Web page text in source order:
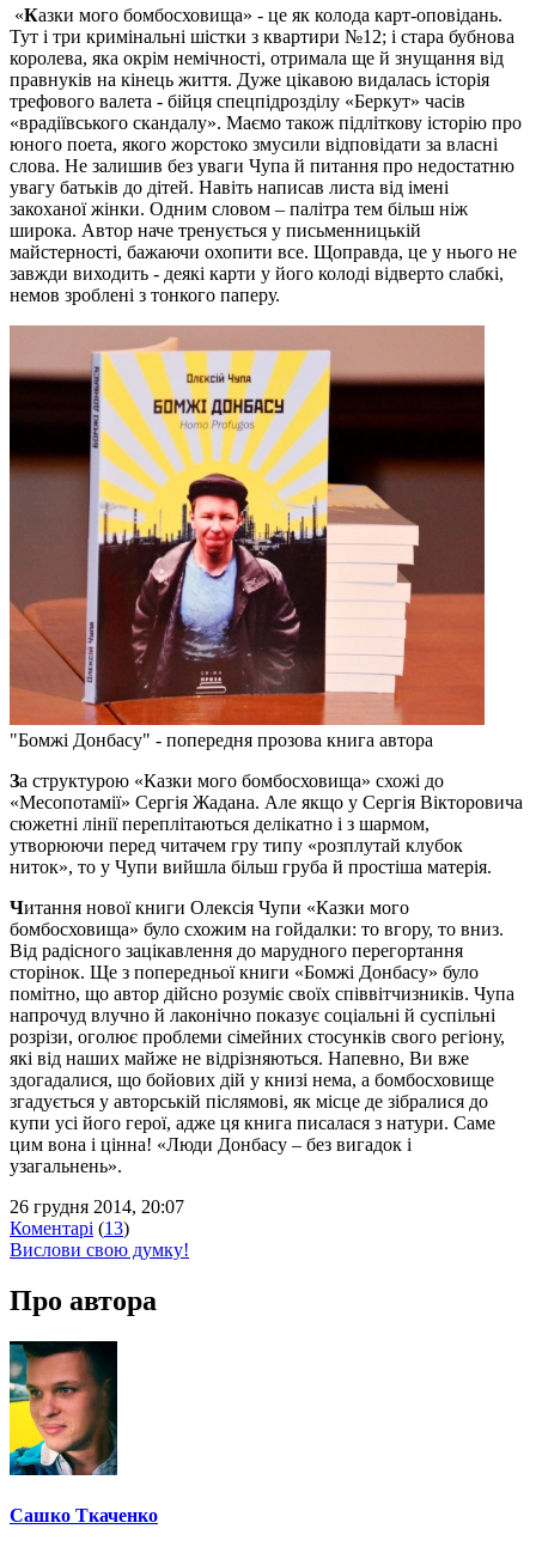
«Казки мого бомбосховища» - це як колода карт-оповідань.
Тут і три кримінальні шістки з квартири №12; і стара бубнова
королева, яка окрім немічності, отримала ще й знущання від
правнуків на кінець життя. Дуже цікавою видалась історія
трефового валета - бійця спецпідрозділу «Беркут» часів
«врадіївського скандалу». Маємо також підліткову історію про
юного поета, якого жорстоко змусили відповідати за власні
слова. Не залишив без уваги Чупа й питання про недостатню
увагу батьків до дітей. Навіть написав листа від імені
закоханої жінки. Одним словом – палітра тем більш ніж
широка. Автор наче тренується у письменницькій
майстерності, бажаючи охопити все. Щоправда, це у нього не
завжди виходить - деякі карти у його колоді відверто слабкі,
немов зроблені з тонкого паперу.
"Бомжі Донбасу" - попередня прозова книга автора
За структурою «Казки мого бомбосховища» схожі до
«Месопотамії» Сергія Жадана. Але якщо у Сергія Вікторовича
сюжетні лінії переплітаються делікатно і з шармом,
утворюючи перед читачем гру типу «розплутай клубок
ниток», то у Чупи вийшла більш груба й простіша матерія.
Читання нової книги Олексія Чупи «Казки мого
бомбосховища» було схожим на гойдалки: то вгору, то вниз.
Від радісного зацікавлення до марудного перегортання
сторінок. Ще з попередньої книги «Бомжі Донбасу» було
помітно, що автор дійсно розуміє своїх співвітчизників. Чупа
напрочуд влучно й лаконічно показує соціальні й суспільні
розрізи, оголює проблеми сімейних стосунків свого регіону,
які від наших майже не відрізняються. Напевно, Ви вже
здогадалися, що бойових дій у книзі нема, а бомбосховище
згадується у авторській післямові, як місце де зібралися до
купи усі його герої, адже ця книга писалася з натури. Саме
цим вона і цінна! «Люди Донбасу – без вигадок і
узагальнень».
26 грудня 2014, 20:07
Коментарі (13)
Вислови свою думку!
Про автора
Сашко Ткаченко